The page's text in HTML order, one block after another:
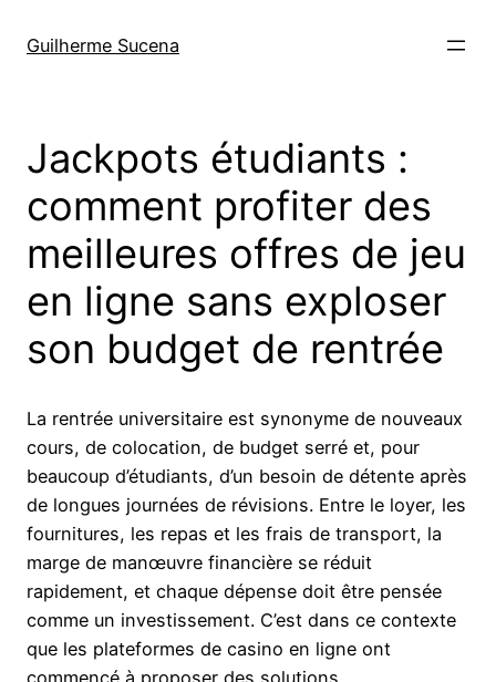
paraGuilherme Sucena
Jackpots étudiants :
comment profiter des
meilleures offres de jeu
en ligne sans exploser
son budget de rentrée
La rentrée universitaire est synonyme de nouveaux
cours, de colocation, de budget serré et, pour
beaucoup d’étudiants, d’un besoin de détente après
de longues journées de révisions. Entre le loyer, les
fournitures, les repas et les frais de transport, la
marge de manœuvre financière se réduit
rapidement, et chaque dépense doit être pensée
comme un investissement. C’est dans ce contexte
que les plateformes de casino en ligne ont